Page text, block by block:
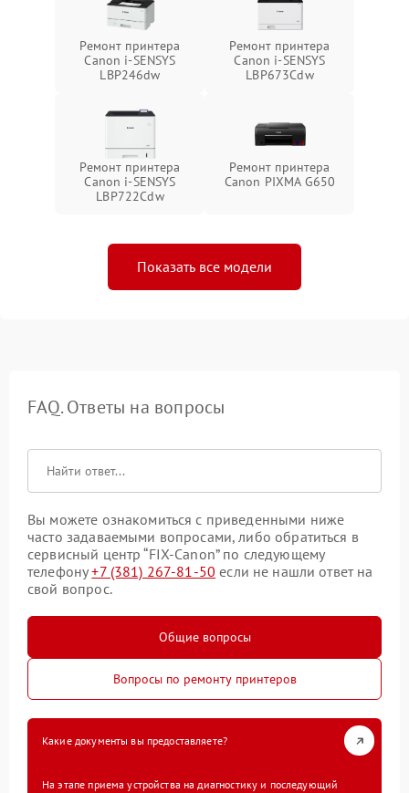
Ремонт принтера
Canon i-SENSYS
LBP246dw
Ремонт принтера
Canon i-SENSYS
LBP673Cdw
Ремонт принтера
Canon i-SENSYS
LBP722Cdw
Ремонт принтера
Canon PIXMA G650
Показать все модели
FAQ. Ответы на вопросы
Вы можете ознакомиться с приведенными ниже
часто задаваемыми вопросами, либо обратиться в
сервисный центр “FIX-Canon” по следующему
телефону+7 (381) 267-81-50 если не нашли ответ на
свой вопрос.
Общие вопросы
Вопросы по ремонту принтеров
Какие документы вы предоставляете?
На этапе приема устройства на диагностику и последующий